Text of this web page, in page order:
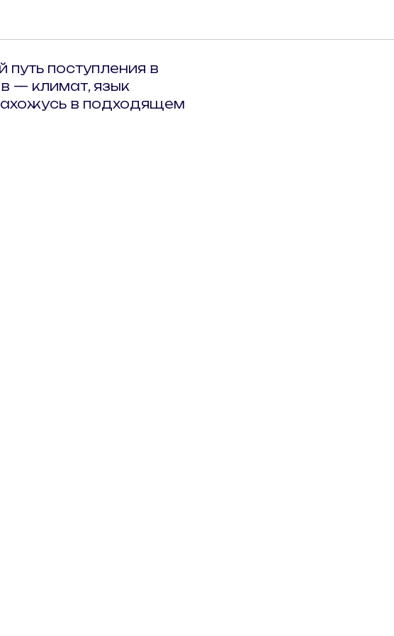
поступления в
— климат, язык
в подходящем